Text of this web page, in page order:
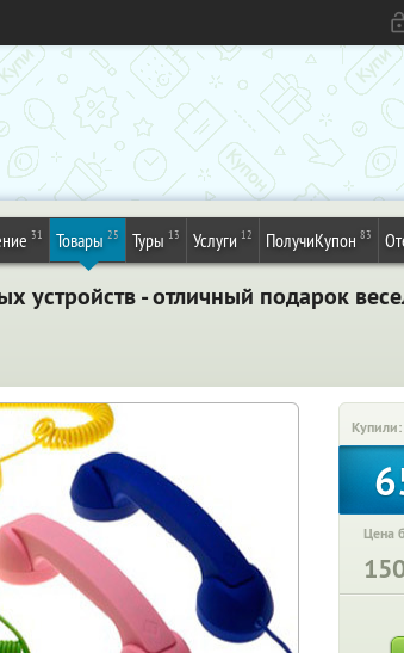
31 Товары 25 Туры 13 Услуги 12 ПолучиКупон 83
устройств - отличный подарок
Купили:
Цена